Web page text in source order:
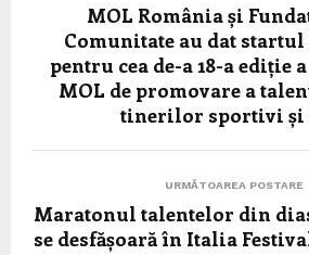
MOL România și
Comunitate au dat
pentru cea de-a 18-a ediție
MOL de promovare a
tinerilor sportivi și
URMĂTOAREA POSTARE
Maratonul talentelor din
se desfășoară în Italia